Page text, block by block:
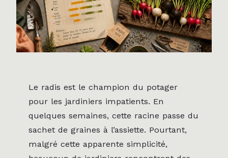
Le radis est le champion du potager
pour les jardiniers impatients. En
quelques semaines, cette racine passe du
sachet de graines à l’assiette. Pourtant,
malgré cette apparente simplicité,